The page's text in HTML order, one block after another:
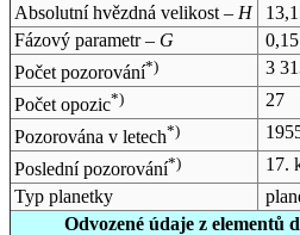
Absolutní hvězdná velikost – H
Fázový parametr – G
0,15
Počet pozorování*)
3
Počet opozic*)
27
Pozorována v letech*)
Poslední pozorování*)
17.
Typ planetky
Odvozené údaje z elementů